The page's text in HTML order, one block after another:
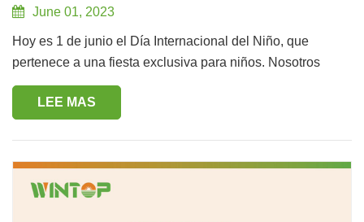
June 01, 2023
Hoy es 1 de junio el Día Internacional del Niño, que
pertenece a una fiesta exclusiva para niños. Nosotros
también éramos niños en el pasado. En este Día del Niño,
preocupémonos de nuestras preocupaciones y sintamos la
felicidad nunca caduca. ¡Que conserves siempre tu
inocencia infantil y seas feliz!
LEE MAS